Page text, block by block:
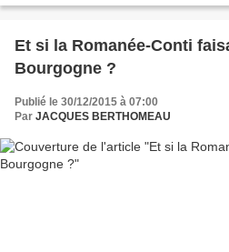
Et si la Romanée-Conti
Bourgogne ?
Publié le 30/12/2015 à 07:00
Par JACQUES BERTHOMEAU